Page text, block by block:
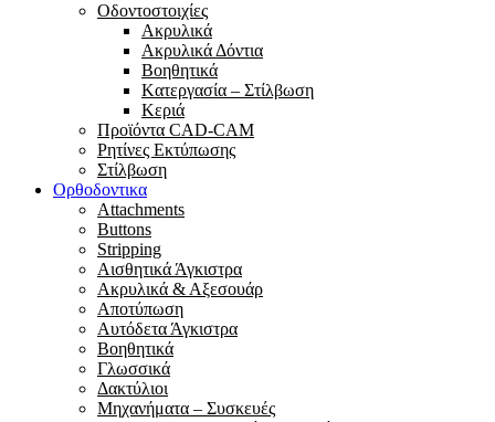
Οδοντοστοιχίες
Aκρυλικά
Ακρυλικά Δόντια
Βoηθητικά
Kατεργασία – Στίλβωση
Κεριά
Προϊόντα CAD-CAM
Ρητίνες Εκτύπωσης
Στίλβωση
Ορθοδοντικα
Attachments
Buttons
Stripping
Αισθητικά Άγκιστρα
Ακρυλικά & Αξεσουάρ
Αποτύπωση
Αυτόδετα Άγκιστρα
Βοηθητικά
Γλωσσικά
Δακτύλιοι
Μηχανήματα – Συσκευές